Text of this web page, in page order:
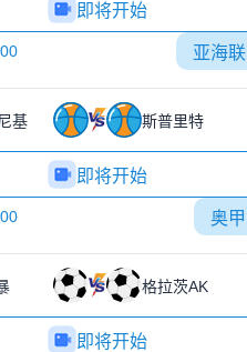
即将开始
亚海联
基 斯普里特
即将开始
奥甲
格拉茨AK
即将开始